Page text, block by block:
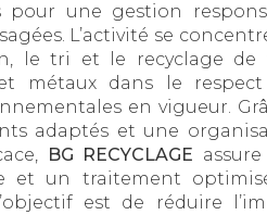
pour une gestion
L’activité se
le tri et le recyclage de
métaux dans le respect
en vigueur.
adaptés et une
BG RECYCLAGE
et un traitement
est de réduire